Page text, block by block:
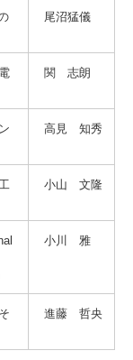
尾沼猛儀
関 志朗
高見 知秀
小山 文隆
小川 雅
進藤 哲央